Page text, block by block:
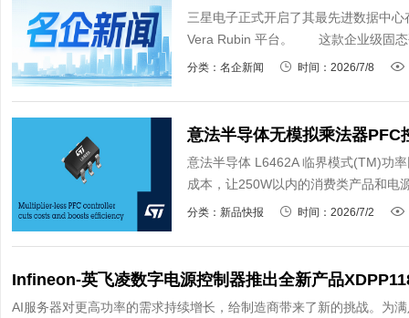
三星电子正式开启了其最先进数据中
Vera Rubin 平台。 这款企业级固态
分类：名企新闻 时间：2026/7/8
意法半导体无模拟乘法器PFC
意法半导体 L6462A 临界模式(TM)功
成本，让250W以内的消费类产品和
分类：新品快报 时间：2026/7/2
AI服务器对更高功率的需求持续增长，给制造商带来了新的挑战。为